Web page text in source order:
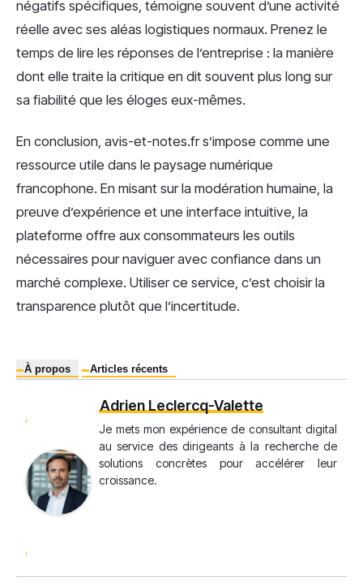
négatifs spécifiques, témoigne souvent d’une activité
réelle avec ses aléas logistiques normaux. Prenez le
temps de lire les réponses de l’entreprise : la manière
dont elle traite la critique en dit souvent plus long sur
sa fiabilité que les éloges eux-mêmes.
En conclusion, avis-et-notes.fr s’impose comme une
ressource utile dans le paysage numérique
francophone. En misant sur la modération humaine, la
preuve d’expérience et une interface intuitive, la
plateforme offre aux consommateurs les outils
nécessaires pour naviguer avec confiance dans un
marché complexe. Utiliser ce service, c’est choisir la
transparence plutôt que l’incertitude.
À propos Articles récents
Adrien Leclercq-Valette
Je mets mon expérience de consultant digital
au service des dirigeants à la recherche de
solutions concrètes pour accélérer leur
croissance.